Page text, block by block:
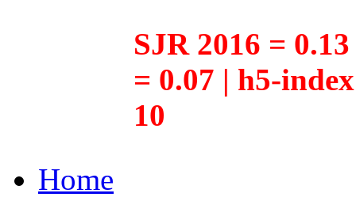
SJR 2016 =
= 0.07 | h5-
10
Home